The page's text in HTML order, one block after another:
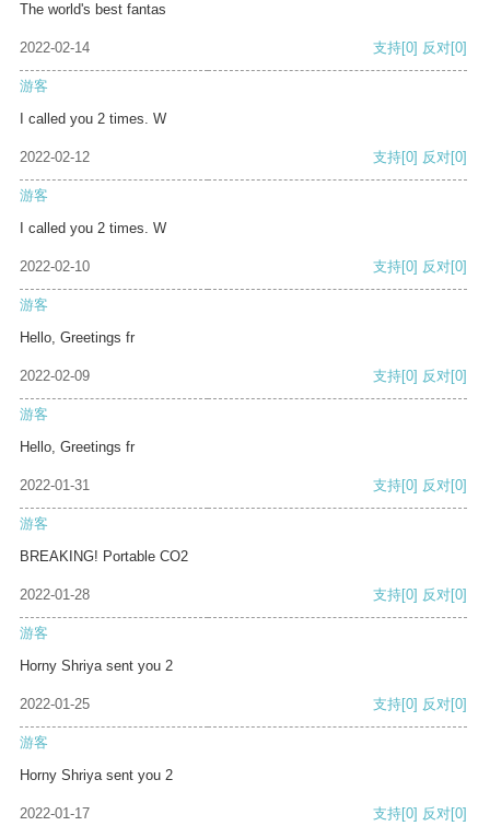
The world's best fantas
2022-02-14 支持[0] 反对[0]
游客
I called you 2 times. W
2022-02-12 支持[0] 反对[0]
游客
I called you 2 times. W
2022-02-10 支持[0] 反对[0]
游客
Hello, Greetings fr
2022-02-09 支持[0] 反对[0]
游客
Hello, Greetings fr
2022-01-31 支持[0] 反对[0]
游客
BREAKING! Portable CO2
2022-01-28 支持[0] 反对[0]
游客
Horny Shriya sent you 2
2022-01-25 支持[0] 反对[0]
游客
Horny Shriya sent you 2
2022-01-17 支持[0] 反对[0]